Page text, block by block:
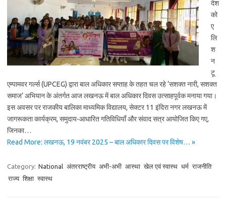
देश
को
ए
लि
श
न
टू
एम्पामवर गर्ल्स (UPCEG) द्वारा बाल अधिकार सप्ताह के तहत चल रहे ‘सशक्त नारी, सशक्त
समाज’ अभियान के अंतर्गत आज लखनऊ में बाल अधिकार दिवस उत्साहपूर्वक मनाया गया।
इस अवसर पर राजकीय बालिका माध्यमिक विद्यालय, सेक्टर 11 इंदिरा नगर लखनऊ में
जागरूकता कार्यक्रम, समुदाय-आधारित गतिविधियाँ और संवाद सत्र आयोजित किए गए,
जिनका…
Read More: लखनऊ, 19 नवंबर 2025 – बाल अधिकार दिवस पर विशेष… »
Category: National अंतरराष्ट्रीय अभी-अभी आस्था खेल एवं स्वास्थ धर्म राजनीति
राज्य शिक्षा स्वास्थ